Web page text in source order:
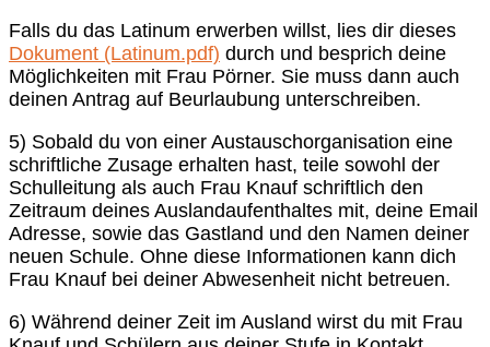
Falls du das Latinum erwerben willst, lies dir dieses
Dokument (Latinum.pdf) durch und besprich deine
Möglichkeiten mit Frau Pörner. Sie muss dann auch
deinen Antrag auf Beurlaubung unterschreiben.
5) Sobald du von einer Austauschorganisation eine
schriftliche Zusage erhalten hast, teile sowohl der
Schulleitung als auch Frau Knauf schriftlich den
Zeitraum deines Auslandaufenthaltes mit, deine Email
Adresse, sowie das Gastland und den Namen deiner
neuen Schule. Ohne diese Informationen kann dich
Frau Knauf bei deiner Abwesenheit nicht betreuen.
6) Während deiner Zeit im Ausland wirst du mit Frau